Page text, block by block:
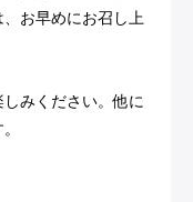
お早めにお召し上
みください。他に